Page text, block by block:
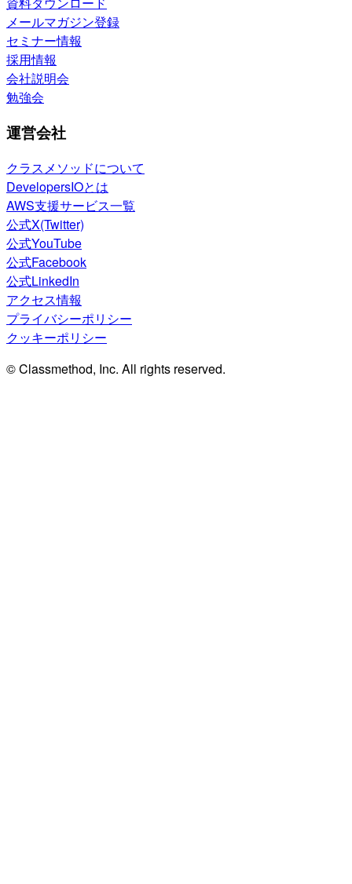
メールマガジン登録
セミナー情報
採用情報
会社説明会
勉強会
運営会社
クラスメソッドについて
DevelopersIOとは
AWS支援サービス一覧
公式X(Twitter)
公式YouTube
公式Facebook
公式LinkedIn
アクセス情報
プライバシーポリシー
クッキーポリシー
© Classmethod, Inc. All rights reserved.